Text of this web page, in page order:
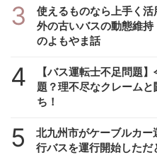
3
使えるものなら上手く
外の古いバスの動態維持
のよもやま話
4
【バス運転士不足問題
題？理不尽なクレームと
ち！
5
北九州市がケーブルカー
行バスを運行開始しただ